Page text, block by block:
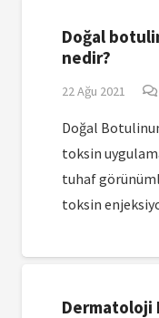
Doğal
nedir?
22 Ağu 2021
Doğal
toksin
tuhaf
toksin
Dermatoloji